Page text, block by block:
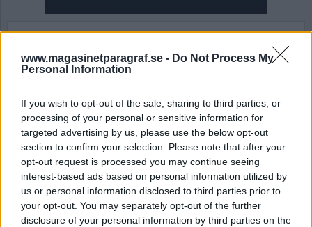
www.magasinetparagraf.se - Do Not Process My
Personal Information
If you wish to opt-out of the sale, sharing to third parties, or
processing of your personal or sensitive information for
targeted advertising by us, please use the below opt-out
section to confirm your selection. Please note that after your
opt-out request is processed you may continue seeing
interest-based ads based on personal information utilized by
us or personal information disclosed to third parties prior to
your opt-out. You may separately opt-out of the further
disclosure of your personal information by third parties on the
Jonas Falk blev idag helt frikänd av Svea
hovrätt. Domen på 14 års fängelse för
ensamseglaren Mauritz Andersson, som greps
med 1,2 ton kokain, fastställdes. Av de övriga
åtalade dömdes en som medhjälpare till
fängelse i 6 år och 10 månader. En dömdes för
bokföringsbrott till villkorlig dom och en